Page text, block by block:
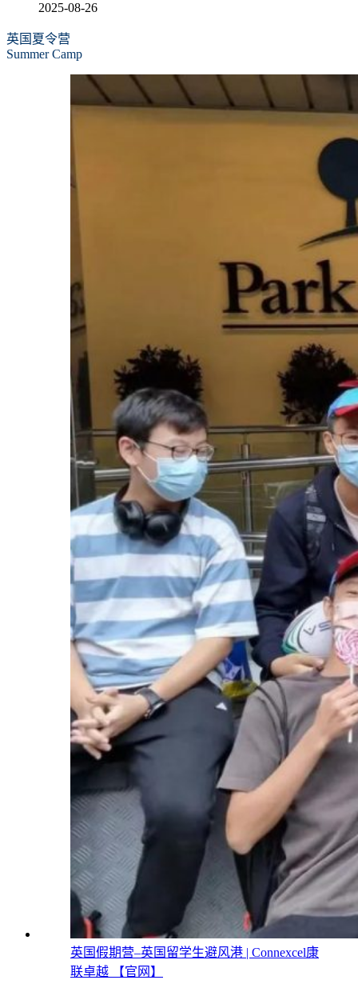
2025-08-26
英国夏令营
Summer Camp
英国假期营–英国留学生避风港 | Connexcel康
联卓越 【官网】